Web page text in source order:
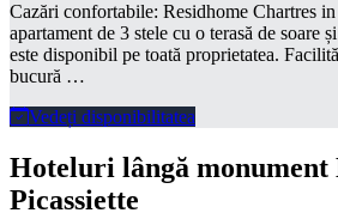
Cazări confortabile: Residhome Chartres
apartament de 3 stele cu o terasă de soare
este disponibil pe toată proprietatea.
bucură …
Vedeți disponibilitatea
Hoteluri lângă monument
Picassiette